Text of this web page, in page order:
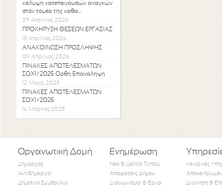
κάλυψη κατεπειγουσών αναγκών
στον τομέα της καθα...
29 Απρίλιος 2026
ΠΡΟΚΗΡΥΞΗ ΘΕΣΕΩΝ ΕΡΓΑΣΙΑΣ
15 Απρίλιος 2026
ΑΝΑΚΟΙΝΩΣΗ ΠΡΟΣΛΗΨΗΣ
09 Απρίλιος 2026
ΠΙΝΑΚΕΣ ΑΠΟΤΕΛΕΣΜΑΤΩΝ
ΣΟΧ1/2025 Ορθή Επανάληψη
12 Μάιος 2025
ΠΙΝΑΚΕΣ ΑΠΟΤΕΛΕΣΜΑΤΩΝ
ΣΟΧ1/2025
14 Μάρτιος 2025
Οργανωτική Δομή
Δήμαρχος
Αντιδήμαρχοι
Δημοτικό Συμβούλιο
Ενημέρωση
Νέα & Δελτία Τύπου
Αποφάσεις Δήμου
Διαγωνισμοί & Έργα
Κεντρικές
Διοίκηση &